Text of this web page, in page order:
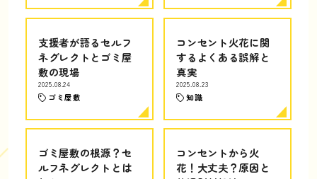
支援者が語るセルフ
ネグレクトとゴミ屋
敷の現場
2025.08.24
ゴミ屋敷
コンセント火花に関
するよくある誤解と
真実
2025.08.23
知識
ゴミ屋敷の根源？セ
ルフネグレクトとは
コンセントから火
花！大丈夫？原因と